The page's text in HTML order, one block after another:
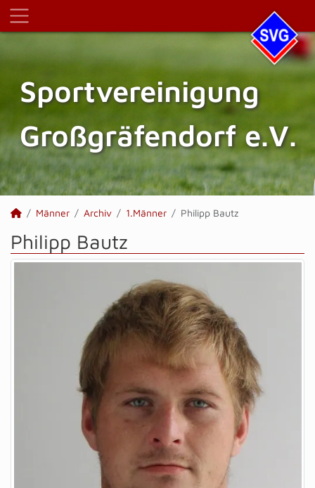
Sportvereinigung
Großgräfendorf e.V.
Männer Archiv 1.Männer Philipp Bautz
Philipp Bautz